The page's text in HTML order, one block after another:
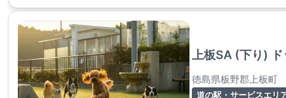
上板SA (下り) ド
徳島県板野郡上板町
道の駅・サービスエリ